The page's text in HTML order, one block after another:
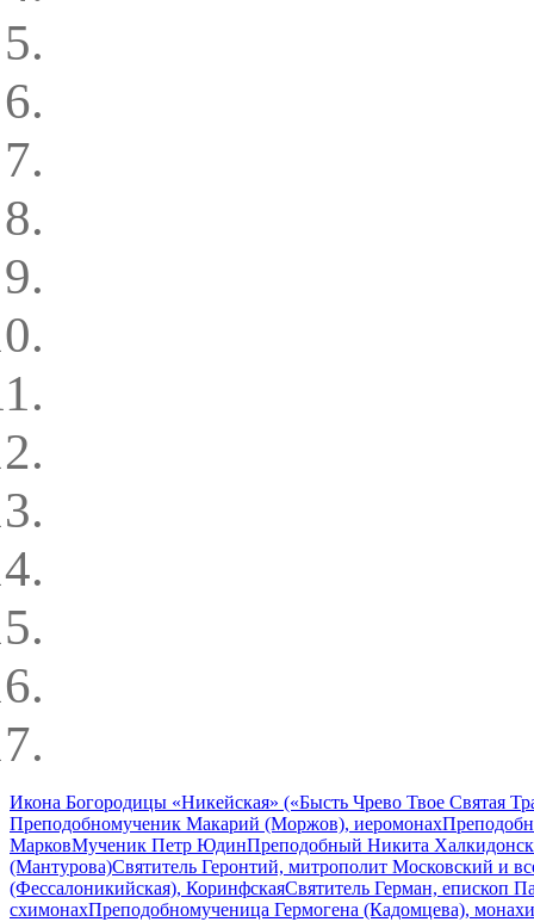
Икона Богородицы «Никейская» («Бысть Чрево Твое Святая
Преподобномученик Макарий (Моржов), иеромонах
МарковМученик Петр ЮдинПреподобный Никита
(Мантурова)Святитель Геронтий, митрополит Московский и
(Фессалоникийская), КоринфскаяСвятитель Герман, епископ
схимонахПреподобномученица Гермогена (Кадомцева),